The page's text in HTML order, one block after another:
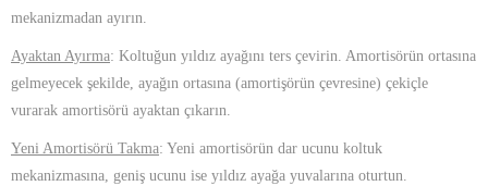
mekanizmadan ayırın.
Ayaktan Ayırma: Koltuğun yıldız ayağını ters çevirin. Amortisörün ortasına
gelmeyecek şekilde, ayağın ortasına (amortişörün çevresine) çekiçle
vurarak amortisörü ayaktan çıkarın.
Yeni Amortisörü Takma: Yeni amortisörün dar ucunu koltuk
mekanizmasına, geniş ucunu ise yıldız ayağa yuvalarına oturtun.